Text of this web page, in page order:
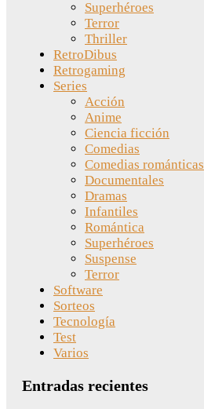
Superhéroes
Terror
Thriller
RetroDibus
Retrogaming
Series
Acción
Anime
Ciencia ficción
Comedias
Comedias románticas
Documentales
Dramas
Infantiles
Romántica
Superhéroes
Suspense
Terror
Software
Sorteos
Tecnología
Test
Varios
Entradas recientes